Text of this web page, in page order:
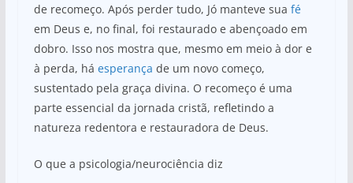
de recomeço. Após perder tudo, Jó manteve sua fé
em Deus e, no final, foi restaurado e abençoado em
dobro. Isso nos mostra que, mesmo em meio à dor e
à perda, há esperança de um novo começo,
sustentado pela graça divina. O recomeço é uma
parte essencial da jornada cristã, refletindo a
natureza redentora e restauradora de Deus.
O que a psicologia/neurociência diz